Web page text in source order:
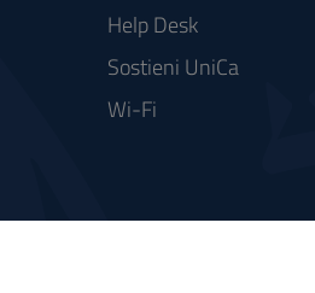
Help Desk
Sostieni UniCa
Wi-Fi